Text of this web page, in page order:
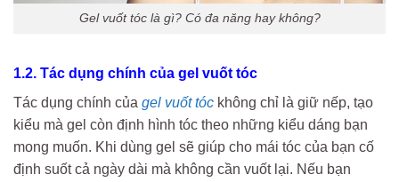
Gel vuốt tóc là gì? Có đa năng hay không?
1.2. Tác dụng chính của gel vuốt tóc
Tác dụng chính của gel vuốt tóc không chỉ là giữ nếp, tạo
kiểu mà gel còn định hình tóc theo những kiểu dáng bạn
mong muốn. Khi dùng gel sẽ giúp cho mái tóc của bạn cố
định suốt cả ngày dài mà không cần vuốt lại. Nếu bạn